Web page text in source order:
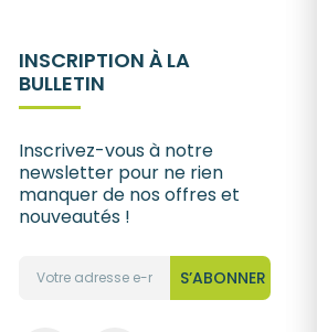
INSCRIPTION À LA
BULLETIN
Inscrivez-vous à notre
newsletter pour ne rien
manquer de nos offres et
nouveautés !
S’ABONNER